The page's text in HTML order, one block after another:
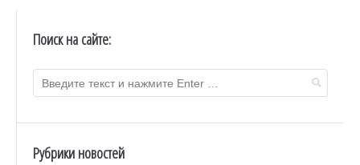
Поиск на сайте:
Рубрики новостей